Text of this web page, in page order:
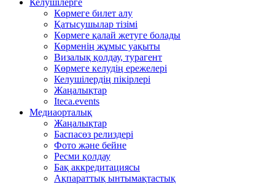
Келушілерге
Көрмеге билет алу
Қатысушылар тізімі
Көрмеге қалай жетуге болады
Көрменің жұмыс уақыты
Визалық қолдау, турагент
Көрмеге келудің ережелері
Келушілердің пікірлері
Жаңалықтар
Iteca.events
Медиаорталық
Жаңалықтар
Баспасөз релиздері
Фото және бейне
Ресми қолдау
Бақ аккредитациясы
Ақпараттық ынтымақтастық